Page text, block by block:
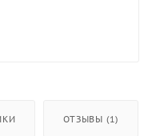
ОТЗЫВЫ (1)